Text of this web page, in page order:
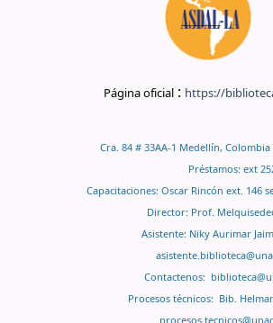
Página oficial : https://
Cra. 84 # 33AA-1 Medellín, Colombia
Préstamos: ext
Capacitaciones: Oscar Rincón ext. 146
Director: Prof.
Asistente: Niky Aurimar
Contactenos:
Procesos técnicos: Bib.